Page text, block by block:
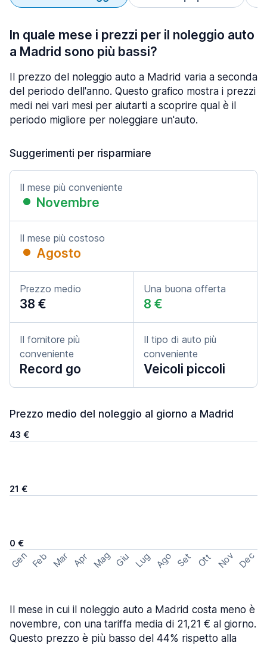
In quale mese i prezzi per il noleggio auto
a Madrid sono più bassi?
Il prezzo del noleggio auto a Madrid varia a seconda
del periodo dell'anno. Questo grafico mostra i prezzi
medi nei vari mesi per aiutarti a scoprire qual è il
periodo migliore per noleggiare un'auto.
Suggerimenti per risparmiare
Il mese più conveniente
Novembre
Il mese più costoso
Agosto
Prezzo medio
38 €
Una buona offerta
8 €
Il fornitore più
conveniente
Record go
Il tipo di auto più
conveniente
Veicoli piccoli
Prezzo medio del noleggio al giorno a Madrid
43 €
21 €
0 €
Gen Feb Mar Apr Mag Giu Lug Ago Set Ott Nov Dec
Il mese in cui il noleggio auto a Madrid costa meno è
novembre, con una tariffa media di 21,21 € al giorno.
Questo prezzo è più basso del 44% rispetto alla